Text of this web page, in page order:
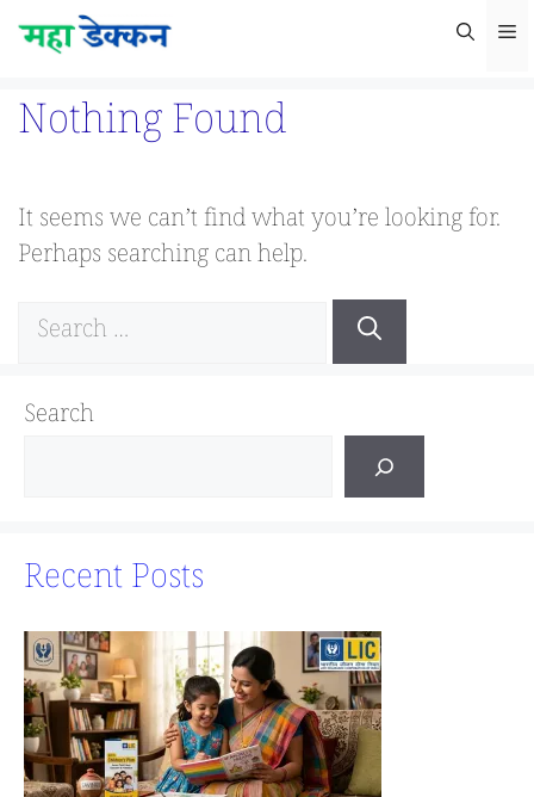
Skip
Nothing Found
It seems we can’t find what you’re looking for.
Perhaps searching can help.
Search
Search
Recent Posts